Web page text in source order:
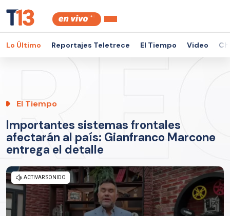
Lo Último Reportajes Teletrece El Tiempo Video
El Tiempo
Importantes sistemas frontales
afectarán al país: Gianfranco Marcone
entrega el detalle